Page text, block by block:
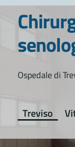
Ospedale di
Treviso